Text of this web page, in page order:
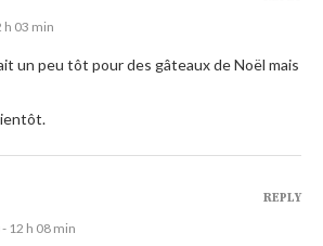
h 03 min
un peu tôt pour des gâteaux de Noël mais
12 h 08 min
REPLY